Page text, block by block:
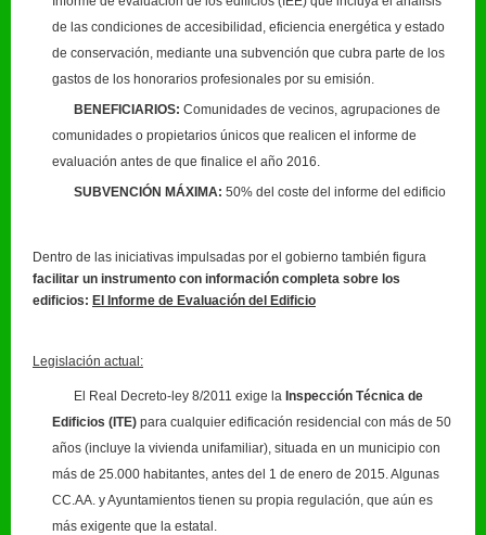
de las condiciones de accesibilidad, eficiencia energética y estado
de conservación, mediante una subvención que cubra parte de los
gastos de los honorarios profesionales por su emisión.
BENEFICIARIOS: Comunidades de vecinos, agrupaciones de
comunidades o propietarios únicos que realicen el informe de
evaluación antes de que finalice el año 2016.
SUBVENCIÓN MÁXIMA: 50% del coste del informe del edificio
Dentro de las iniciativas impulsadas por el gobierno también figura
facilitar un instrumento con información completa sobre los
edificios: El Informe de Evaluación del Edificio
Legislación actual:
El Real Decreto-ley 8/2011 exige la Inspección Técnica de
Edificios (ITE) para cualquier edificación residencial con más de 50
años (incluye la vivienda unifamiliar), situada en un municipio con
más de 25.000 habitantes, antes del 1 de enero de 2015. Algunas
CC.AA. y Ayuntamientos tienen su propia regulación, que aún es
más exigente que la estatal.